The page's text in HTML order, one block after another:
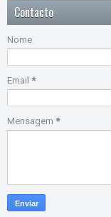
Contacto
Nome
Email *
Mensagem *